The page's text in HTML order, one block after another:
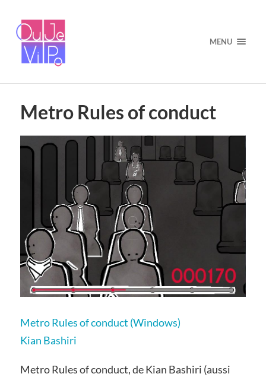
MENU
Metro Rules of conduct
Metro Rules of conduct (Windows)
Kian Bashiri
Metro Rules of conduct, de Kian Bashiri (aussi